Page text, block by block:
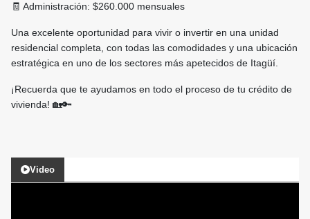
🧾 Administración: $260.000 mensuales
Una excelente oportunidad para vivir o invertir en una unidad
residencial completa, con todas las comodidades y una ubicación
estratégica en uno de los sectores más apetecidos de Itagüí.
¡Recuerda que te ayudamos en todo el proceso de tu crédito de
vivienda! 🏡🔑
Video